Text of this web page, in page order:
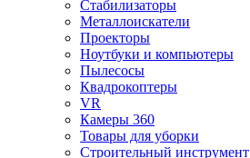
Стабилизаторы
Металлоискатели
Проекторы
Ноутбуки и компьютеры
Пылесосы
Квадрокоптеры
VR
Камеры 360
Товары для уборки
Строительный инструмент